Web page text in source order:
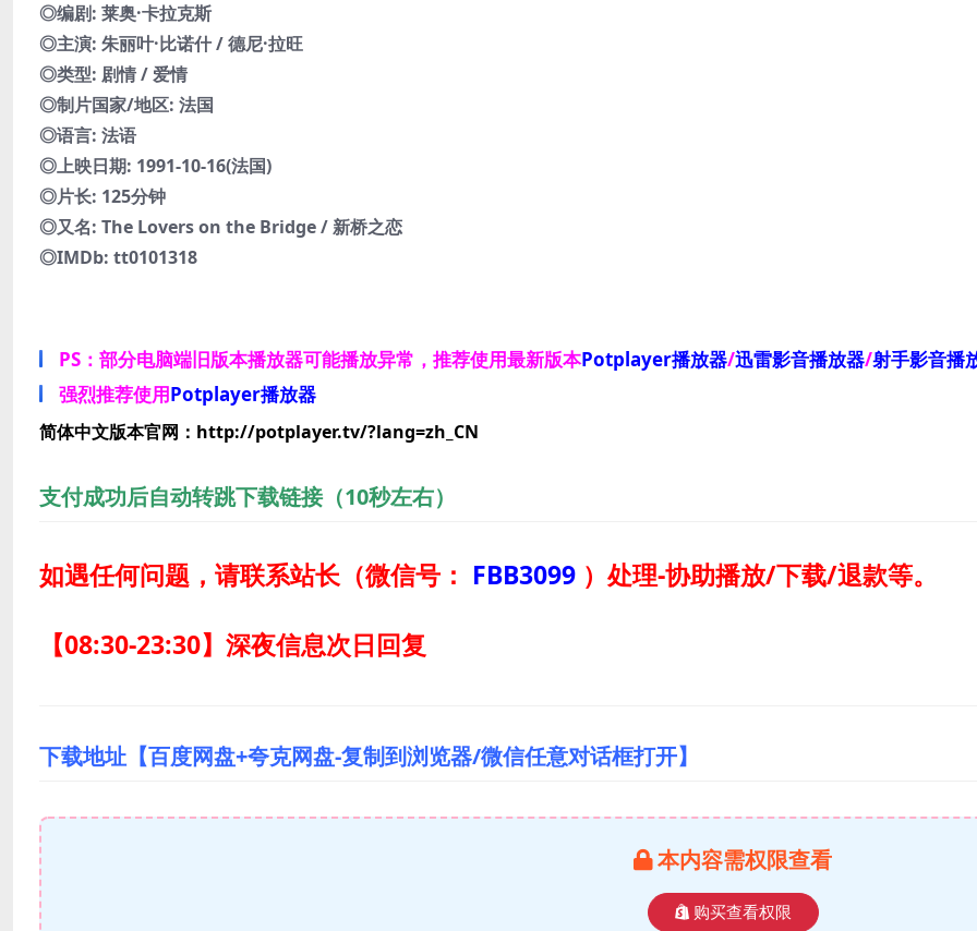
◎编剧: 莱奥·卡拉克斯
◎主演: 朱丽叶·比诺什 / 德尼·拉旺
◎类型: 剧情 / 爱情
◎制片国家/地区: 法国
◎语言: 法语
◎上映日期: 1991-10-16(法国)
◎片长: 125分钟
◎又名: The Lovers on the Bridge / 新桥之恋
◎IMDb: tt0101318
PS：部分电脑端旧版本播放器可能播放异常，推荐使用最新版本Potplayer播放器/迅雷影音播放器/射手影音播
强烈推荐使用Potplayer播放器
简体中文版本官网：http://potplayer.tv/?lang=zh_CN
支付成功后自动转跳下载链接（10秒左右）
如遇任何问题，请联系站长（微信号： FBB3099 ） 处理-协助播放/下载/退款等。
【08:30-23:30】深夜信息次日回复
下载地址【百度网盘+夸克网盘-复制到浏览器/微信任意对话框打开】
本内容需权限查看
购买查看权限